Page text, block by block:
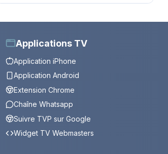
de nouvelles histoires d’amour
Applications TV
Application iPhone
Application Android
Extension Chrome
Chaîne Whatsapp
Suivre TVP sur Google
Widget TV Webmasters